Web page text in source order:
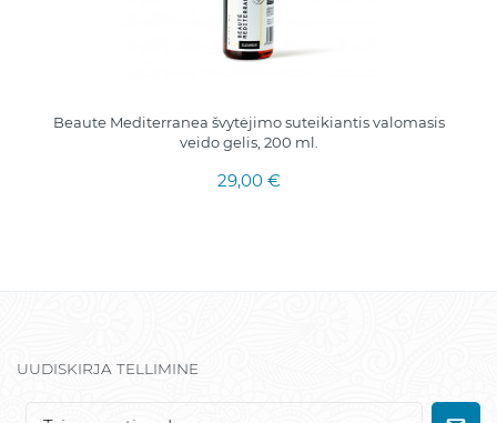
Beaute Mediterranea švytėjimo suteikiantis valomasis
veido gelis, 200 ml.
29,00 €
UUDISKIRJA TELLIMINE